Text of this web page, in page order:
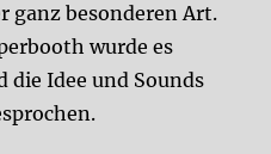
ganz besonderen Art.
wurde es
Idee und Sounds